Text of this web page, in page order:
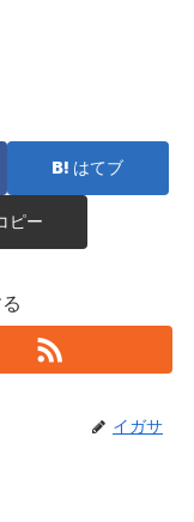
はてブ
ピー
イガサ